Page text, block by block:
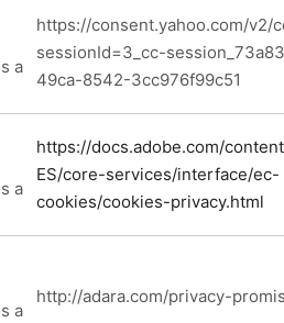
a
https://consent.yahoo.com/v2/
sessionId=3_cc-
49ca-8542-3cc976f99c51
a
https://docs.adobe.com/
ES/core-services/interface/ec-
cookies/cookies-privacy.html
a
http://adara.com/privacy-